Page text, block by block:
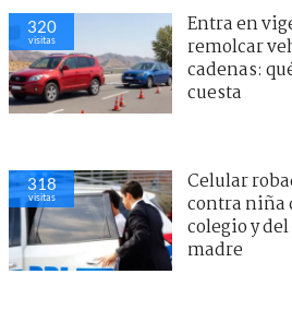
320
visitas
Entra en
remolcar
cadenas:
cuesta
318
visitas
Celular
contra niña
colegio y
madre